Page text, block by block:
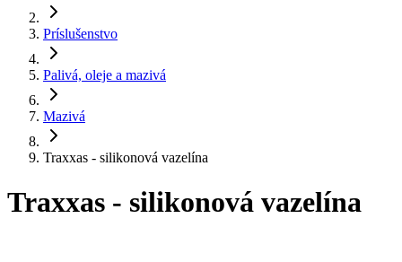
Príslušenstvo
Palivá, oleje a mazivá
Mazivá
Traxxas - silikonová vazelína
Traxxas - silikonová vazelína